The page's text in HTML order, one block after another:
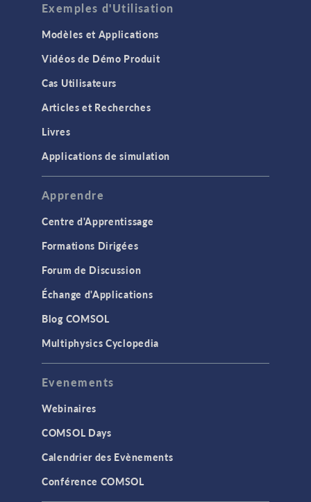
Exemples d'Utilisation
Modèles et Applications
Vidéos de Démo Produit
Cas Utilisateurs
Articles et Recherches
Livres
Applications de simulation
Apprendre
Centre d'Apprentissage
Formations Dirigées
Forum de Discussion
Échange d'Applications
Blog COMSOL
Multiphysics Cyclopedia
Evenements
Webinaires
COMSOL Days
Calendrier des Evènements
Conférence COMSOL